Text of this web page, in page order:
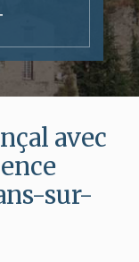
avec
sur-